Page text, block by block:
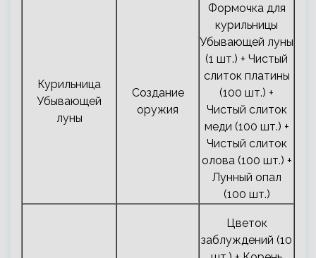
Курильница
Убывающей
луны
Создание
оружия
Формочка для
курильницы
Убывающей луны
(1 шт.) + Чистый
слиток платины
(100 шт.) +
Чистый слиток
меди (100 шт.) +
Чистый слиток
олова (100 шт.) +
Лунный опал
(100 шт.)
Цветок
заблуждений (10